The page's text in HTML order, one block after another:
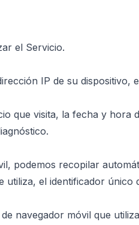
el Servicio.
IP de su dispositivo,
que visita, la fecha y hora
podemos recopilar
el identificador único
navegador móvil que